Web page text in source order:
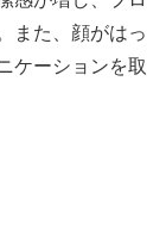
また、顔がはっ
ケーションを取